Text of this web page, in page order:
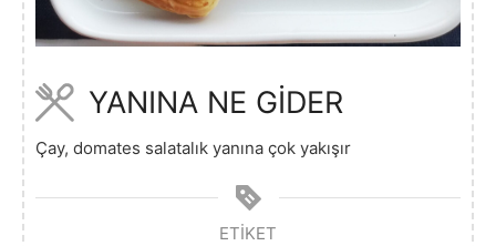
YANINA NE GİDER
Çay, domates salatalık yanına çok yakışır
ETIKET